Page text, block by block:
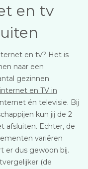
en tv
en tv? Het is
naar een
gezinnen
internet en TV in
én televisie. Bij
kun jij de 2
afsluiten. Echter, de
variëren
er dus gewoon bij.
(de